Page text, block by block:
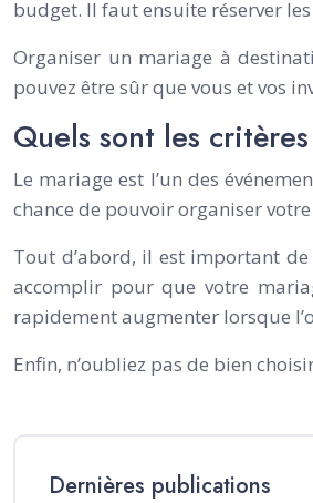
budget. Il faut ensuite réserver
Organiser un mariage à
pouvez être sûr que vous et vos
Quels sont les
Le mariage est l’un des
chance de pouvoir organiser
Tout d’abord, il est important
accomplir pour que votre
rapidement augmenter lorsque
Enfin, n’oubliez pas de bien
Dernières publications